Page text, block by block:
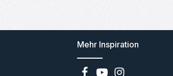
Mehr Inspiration